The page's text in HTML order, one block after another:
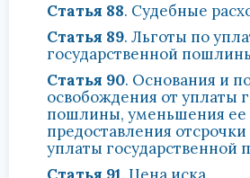
Статья 88. Судебные
Статья 89. Льготы по
государственной
Статья 90. Основания и
освобождения от уплаты
пошлины, уменьшения ее
предоставления
уплаты государственной